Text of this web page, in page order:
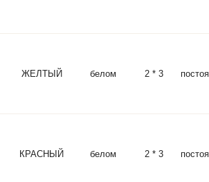
ЖЕЛТЫЙ белом 2 * 3
КРАСНЫЙ белом 2 * 3